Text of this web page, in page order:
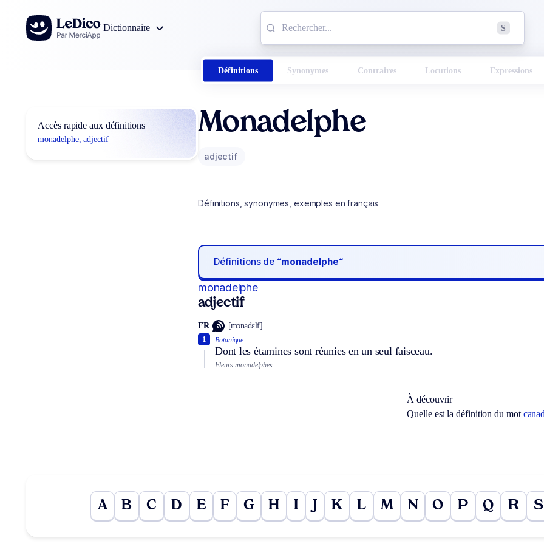
Aller au contenu
Dictionnaire
S
Définitions Synonymes Contraires Locutions Expressions
Accès rapide aux définitions
monadelphe, adjectif
Monadelphe
adjectif
Définitions, synonymes, exemples en français
Définitions de “monadelphe“
monadelphe
adjectif
FR [mɔnadɛlf]
Botanique.
Dont les étamines sont réunies en un seul faisceau.
1
Fleurs monadelphes.
À découvrir
Quelle est la définition du mot
A B C D E F G H I J K L M N O P Q R S